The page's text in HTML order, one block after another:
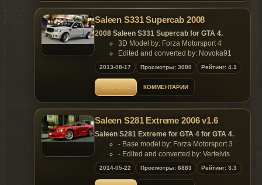
Saleen S331 Supercab 2008
2008 Saleen S331 Supercab for GTA 4.
3D Model by: Forza Motorsport 4
Edited and converted by: Novoka91
2013-08-17 Просмотры: 3080 Рейтинг: 4.1
КОММЕНТАРИИ
Saleen S281 Extreme 2006 v1.6
Saleen S281 Extreme for GTA 4 for GTA 4.
- Base model by: Forza Motorsport 3
- Edited and converted by: Vertelvis
Features of model:
- Full L0, L1 and L2 models;
2014-05-22 Просмотры: 6883 Рейтинг: 3.3